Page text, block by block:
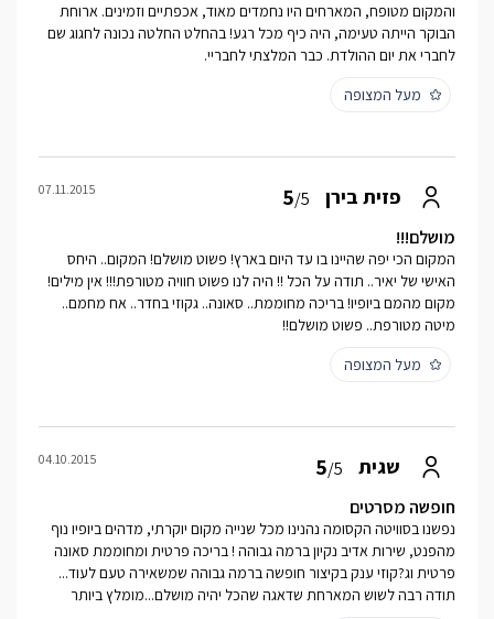
והמקום מטופח, המארחים היו נחמדים מאוד, אכפתיים וזמינים. ארוחת
הבוקר הייתה טעימה, היה כיף מכל רגע! בהחלט החלטה נכונה לחגוג שם
לחברי את יום ההולדת. כבר המלצתי לחבריי.
מעל המצופה
פזית בירן 5/5
07.11.2015
מושלם!!!
המקום הכי יפה שהיינו בו עד היום בארץ! פשוט מושלם! המקום.. היחס
האישי של יאיר.. תודה על הכל !! היה לנו פשוט חוויה מטורפת!!! אין מילים!
מקום מהמם ביופיו! בריכה מחוממת.. סאונה.. גקוזי בחדר.. אח מחמם..
מיטה מטורפת.. פשוט מושלם!!
מעל המצופה
שגית 5/5
04.10.2015
חופשה מסרטים
נפשנו בסוויטה הקסומה נהנינו מכל שנייה מקום יוקרתי, מדהים ביופיו נוף
מהפנט, שירות אדיב נקיון ברמה גבוהה ! בריכה פרטית ומחוממת סאונה
פרטית וג?קוזי ענק בקיצור חופשה ברמה גבוהה שמשאירה טעם לעוד...
תודה רבה לשוש המארחת שדאגה שהכל יהיה מושלם...מומלץ ביותר